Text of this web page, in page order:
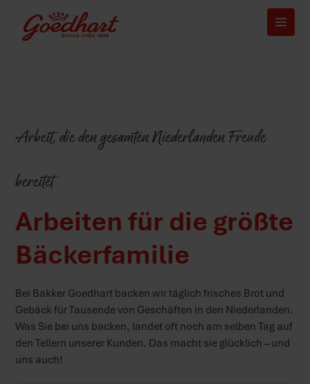
Arbeit, die den gesamten Niederlanden Freude
bereitet
Arbeiten für die größte
Bäckerfamilie
Bei Bakker Goedhart backen wir täglich frisches Brot und
Gebäck für Tausende von Geschäften in den Niederlanden.
Was Sie bei uns backen, landet oft noch am selben Tag auf
den Tellern unserer Kunden. Das macht sie glücklich – und
uns auch!